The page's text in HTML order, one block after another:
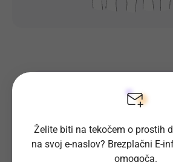
Prosta delovna mesta
Prijavi se na E-informator.
Želite biti na tekočem o prostih
na svoj e-naslov? Brezplačni E-
omogoča.